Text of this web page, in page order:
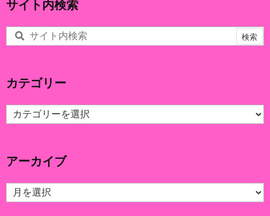
サイト内検索
カテゴリー
カ
テ
ー
アーカイブ
ア
ー